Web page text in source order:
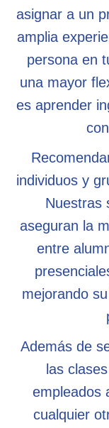
asignar a un
amplia
persona en
una mayor
es aprender
individuos y
Nuestras
aseguran la
entre
mejorando
Además de
las
empleados
cualquier